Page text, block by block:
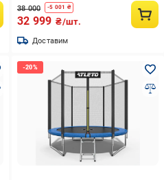
38 000 -5 001 ₴
32 999 ₴/шт.
Доставим